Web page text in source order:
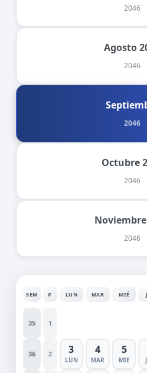
2046
Agosto
2046
2046
Octubre
2046
2046
SEM # LUN MAR MIÉ
35 1
36 2 3
LUN
4
MAR
5
MIE